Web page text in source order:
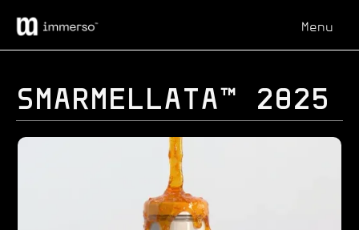
Menu
Chiudi
SMARMELLATA™ 2025